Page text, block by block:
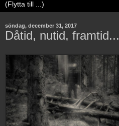
söndag, december 31, 2017
Dåtid, nutid, framtid...